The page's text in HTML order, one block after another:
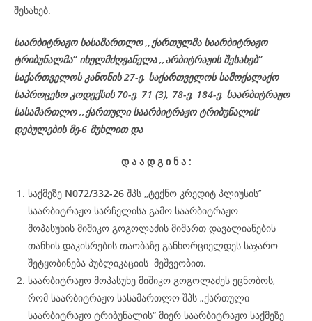
შესახებ.
საარბიტრაჟო სასამართლო ,,ქართულმა საარბიტრაჟო
ტრიბუნალმა’’ იხელმძღვანელა ,,არბიტრაჟის შესახებ’’
საქართველოს კანონის 27-ე, საქართველოს სამოქალაქო
საპროცესო კოდექსის 70-ე, 71 (3), 78-ე, 184-ე, საარბიტრაჟო
სასამართლო ,,ქართული საარბიტრაჟო ტრიბუნალის’
დებულების მე-6 მუხლით და
დ ა ა დ გ ი ნ ა :
საქმეზე N072/332-26 შპს ,,ტექნო კრედიტ პლიუსის’’
საარბიტრაჟო სარჩელისა გამო საარბიტრაჟო
მოპასუხის მიშიკო გოგოლაძის მიმართ დავალიანების
თანხის დაკისრების თაობაზე განხორციელდეს საჯარო
შეტყობინება პუბლიკაციის მეშვეობით.
საარბიტრაჟო მოპასუხე მიშიკო გოგოლაძეს ეცნობოს,
რომ საარბიტრაჟო სასამართლო შპს „ქართული
საარბიტრაჟო ტრიბუნალის“ მიერ საარბიტრაჟო საქმეზე